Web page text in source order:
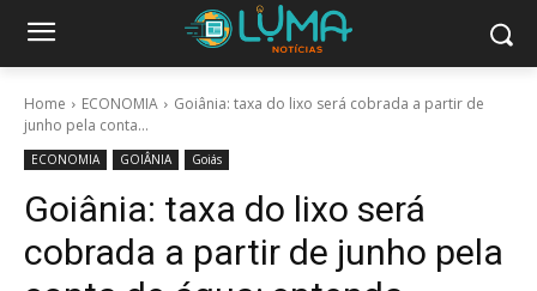
Home ECONOMIA
Goiânia: taxa do lixo será cobrada a partir de
junho pela conta...
ECONOMIA GOIÂNIA Goiás
Goiânia: taxa do lixo será
cobrada a partir de junho pela